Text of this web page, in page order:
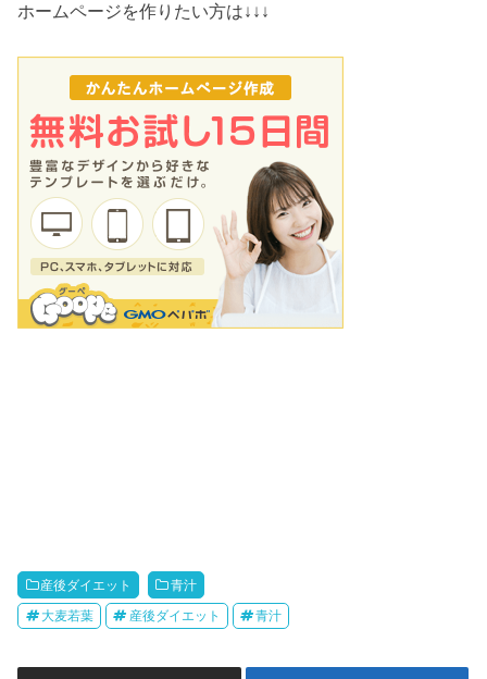
ホームページを作りたい方は↓↓↓
産後ダイエット 青汁
大麦若葉 産後ダイエット 青汁